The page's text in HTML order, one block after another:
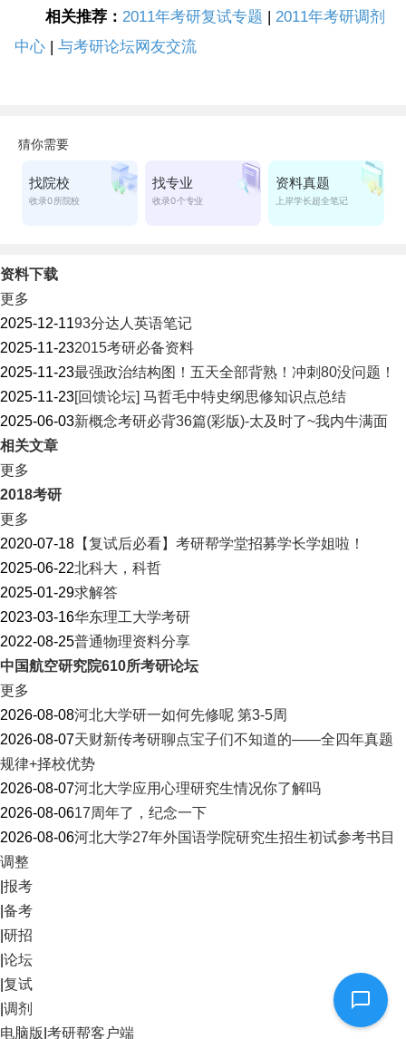
相关推荐： 2011年考研复试专题 | 2011年考研调剂
中心| 与考研论坛网友交流
资料下载
更多
2025-12-1193分达人英语笔记
2025-11-232015考研必备资料
2025-11-23最强政治结构图！五天全部背熟！冲刺80没问题！
2025-11-23[回馈论坛] 马哲毛中特史纲思修知识点总结
2025-06-03新概念考研必背36篇(彩版)-太及时了~我内牛满面
相关文章
更多
2018考研
更多
2020-07-18 【复试后必看】考研帮学堂招募学长学姐啦！
2025-06-22北科大，科哲
2025-01-29求解答
2023-03-16华东理工大学考研
2022-08-25普通物理资料分享
中国航空研究院610所考研论坛
更多
2026-08-08河北大学研一如何先修呢 第3-5周
2026-08-07天财新传考研聊点宝子们不知道的——全四年真题
规律+择校优势
2026-08-07河北大学应用心理研究生情况你了解吗
2026-08-0617周年了，纪念一下
2026-08-06河北大学27年外国语学院研究生招生初试参考书目
调整
报考
备考
研招
论坛
复试
调剂
电脑版 考研帮客户端